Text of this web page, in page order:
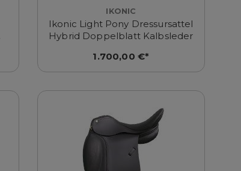
IKONIC
Ikonic Light Pony Dressursattel
Hybrid Doppelblatt Kalbsleder
1.700,00 €*